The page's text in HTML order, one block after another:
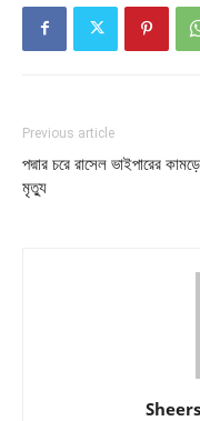
Previous article
পদ্মার চরে রাসেল ভাইপারের
মৃত্যু